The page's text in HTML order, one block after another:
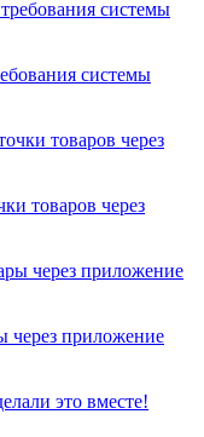
системы
товаров через
через приложение